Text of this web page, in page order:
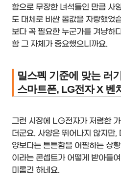
함으로 무장한 녀석들인 만큼 사
도 대체로 비싼 몸값을 자랑했었
보다 꼭 필요한 누군가를 겨냥하
함 그 자체가 중요했으니까요.
밀스펙 기준에 맞는 러
스마트폰, LG전자 X 벤
그런 시장에 LG전자가 저렴한
더군요. 사양은 뛰어나지 않지만,
양보다는 튼튼함을 어필하는 상
이라는 콘셉트가 어떻게 받아들
미롭긴 하네요.